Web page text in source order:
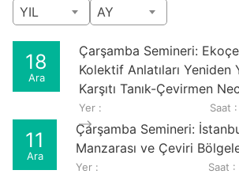
YIL AY
18
Ara
Çarşamba Semineri:
Kolektif Anlatıları Yeniden
Karşıtı Tanık-Çevirmen
Yer : Saat
11
Ara
Çarşamba Semineri:
Manzarası ve Çeviri
Yer : Saat :